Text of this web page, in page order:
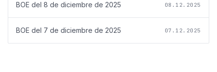
BOE del 8 de diciembre de 2025 08.12.2025
BOE del 7 de diciembre de 2025 07.12.2025